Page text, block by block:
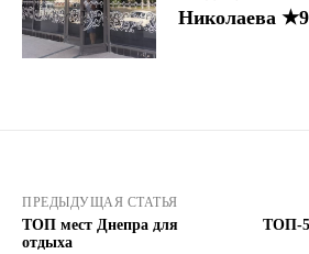
Николаева
ПРЕДЫДУЩАЯ СТАТЬЯ
ТОП мест Днепра для
отдыха
ТОП-5